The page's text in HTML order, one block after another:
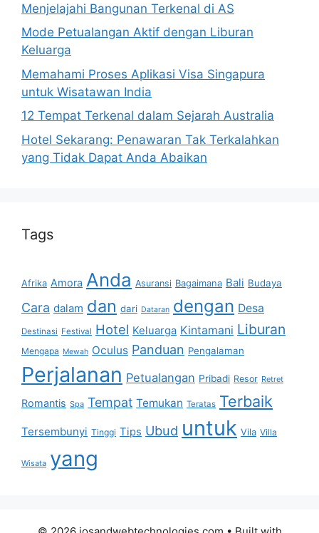
Menjelajahi Bangunan Terkenal di AS
Mode Petualangan Aktif dengan Liburan
Keluarga
Memahami Proses Aplikasi Visa Singapura
untuk Wisatawan India
12 Tempat Terkenal dalam Sejarah Australia
Hotel Sekarang: Penawaran Tak Terkalahkan
yang Tidak Dapat Anda Abaikan
Tags
Afrika Amora Anda Asuransi Bagaimana Bali Budaya
Cara dalam dan dari Dataran dengan Desa
Destinasi Festival Hotel Keluarga Kintamani Liburan
Mengapa Mewah Oculus Panduan Pengalaman
Perjalanan Petualangan Pribadi Resor Retret
Romantis Spa Tempat Temukan Teratas Terbaik
Tersembunyi Tinggi Tips Ubud untuk Vila Villa
Wisata yang